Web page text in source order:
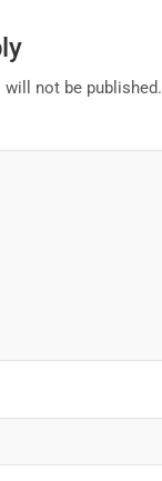
not be published.